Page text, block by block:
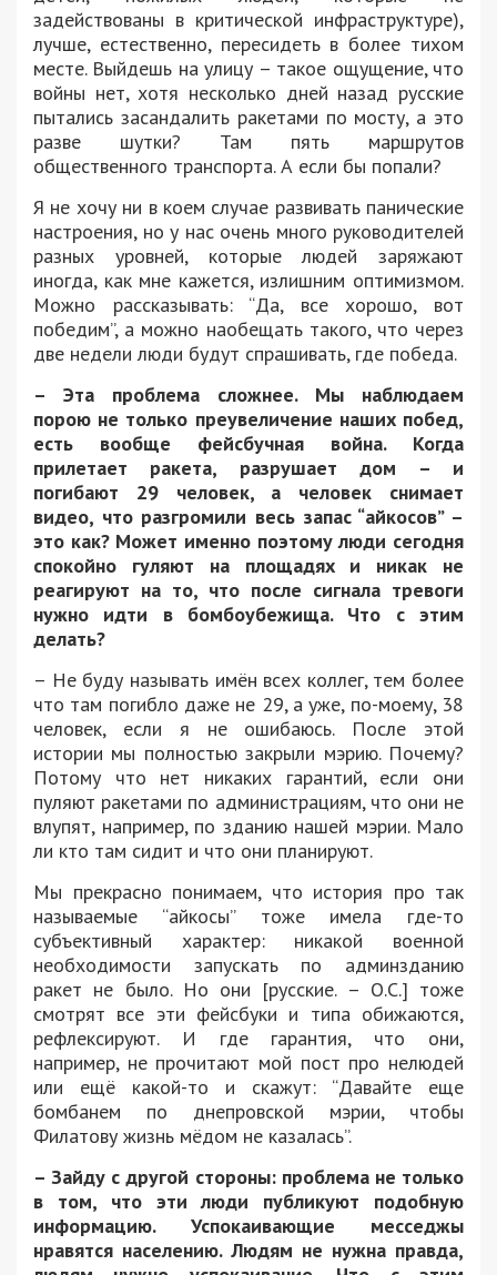
задействованы в критической инфраструктуре),
лучше, естественно, пересидеть в более тихом
месте. Выйдешь на улицу – такое ощущение, что
войны нет, хотя несколько дней назад русские
пытались засандалить ракетами по мосту, а это
разве шутки? Там пять маршрутов
общественного транспорта. А если бы попали?
Я не хочу ни в коем случае развивать панические
настроения, но у нас очень много руководителей
разных уровней, которые людей заряжают
иногда, как мне кажется, излишним оптимизмом.
Можно рассказывать: “Да, все хорошо, вот
победим”, а можно наобещать такого, что через
две недели люди будут спрашивать, где победа.
– Эта проблема сложнее. Мы наблюдаем
порою не только преувеличение наших побед,
есть вообще фейсбучная война. Когда
прилетает ракета, разрушает дом – и
погибают 29 человек, а человек снимает
видео, что разгромили весь запас “айкосов” –
это как? Может именно поэтому люди сегодня
спокойно гуляют на площадях и никак не
реагируют на то, что после сигнала тревоги
нужно идти в бомбоубежища. Что с этим
делать?
– Не буду называть имён всех коллег, тем более
что там погибло даже не 29, а уже, по-моему, 38
человек, если я не ошибаюсь. После этой
истории мы полностью закрыли мэрию. Почему?
Потому что нет никаких гарантий, если они
пуляют ракетами по администрациям, что они не
влупят, например, по зданию нашей мэрии. Мало
ли кто там сидит и что они планируют.
Мы прекрасно понимаем, что история про так
называемые “айкосы” тоже имела где-то
субъективный характер: никакой военной
необходимости запускать по админзданию
ракет не было. Но они [русские. – О.С.] тоже
смотрят все эти фейсбуки и типа обижаются,
рефлексируют. И где гарантия, что они,
например, не прочитают мой пост про нелюдей
или ещё какой-то и скажут: “Давайте еще
бомбанем по днепровской мэрии, чтобы
Филатову жизнь мёдом не казалась”.
– Зайду с другой стороны: проблема не только
в том, что эти люди публикуют подобную
информацию. Успокаивающие месседжы
нравятся населению. Людям не нужна правда,